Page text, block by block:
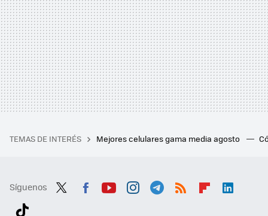
TEMAS DE INTERÉS Mejores celulares gama media agosto
Síguenos